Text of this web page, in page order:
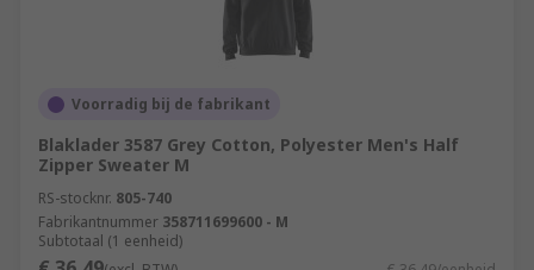
Voorradig bij de fabrikant
Blaklader 3587 Grey Cotton, Polyester Men's Half
Zipper Sweater M
RS-stocknr. 805-740
Fabrikantnummer 358711699600 - M
Subtotaal (1 eenheid)